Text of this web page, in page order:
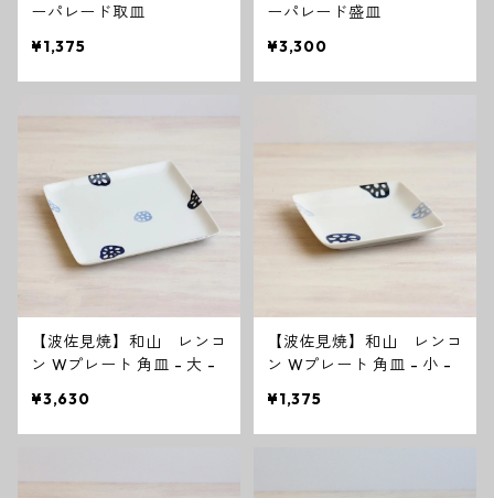
ーパレード取皿
¥1,375
ーパレード盛皿
¥3,300
【波佐見焼】和山 レンコ
ン Wプレート 角皿 - 大 -
¥3,630
【波佐見焼】和山 レンコ
ン Wプレート 角皿 - 小 -
¥1,375